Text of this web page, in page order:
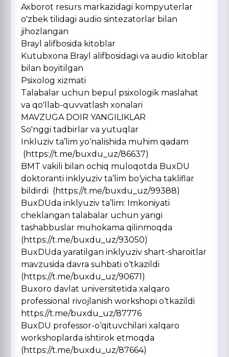
Axborot resurs markazidagi kompyuterlar
o'zbek tilidagi audio sintezatorlar bilan
jihozlangan
Brayl alifbosida kitoblar
Kutubxona Brayl alifbosidagi va audio kitoblar
bilan boyitilgan
Psixolog xizmati
Talabalar uchun bepul psixologik maslahat
va qo'llab-quvvatlash xonalari
MAVZUGA DOIR YANGILIKLAR
So'nggi tadbirlar va yutuqlar
Inkluziv ta’lim yo‘nalishida muhim qadam
(https://t.me/buxdu_uz/86637)
BMT vakili bilan ochiq muloqotda BuxDU
doktoranti inklyuziv ta’lim bo‘yicha takliflar
bildirdi (https://t.me/buxdu_uz/99388)
BuxDUda inklyuziv ta’lim: Imkoniyati
cheklangan talabalar uchun yangi
tashabbuslar muhokama qilinmoqda
(https://t.me/buxdu_uz/93050)
BuxDUda yaratilgan inklyuziv shart-sharoitlar
mavzusida davra suhbati o‘tkazildi
(https://t.me/buxdu_uz/90671)
Buxoro davlat universitetida xalqaro
professional rivojlanish workshopi o‘tkazildi
https://t.me/buxdu_uz/87776
BuxDU professor-o‘qituvchilari xalqaro
workshoplarda ishtirok etmoqda
(https://t.me/buxdu_uz/87664)